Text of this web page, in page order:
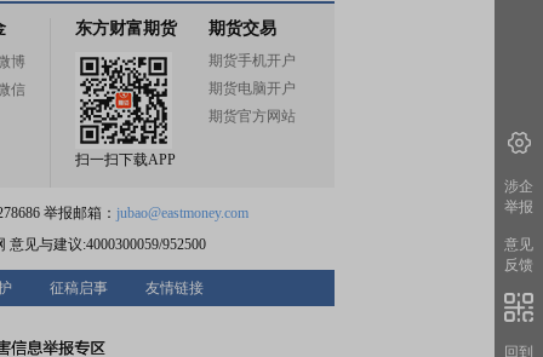
博
信
东方财富期货
扫一扫下载APP
期货交易
期货手机开户
期货电脑开户
期货官方网站
举报邮箱： jubao@eastmoney.com
意见与建议:4000300059/952500
征稿启事 友情链接
涉企
举报
意见
反馈
回到